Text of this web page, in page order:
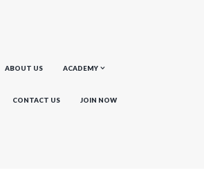
ABOUT US ACADEMY
CONTACT US JOIN NOW